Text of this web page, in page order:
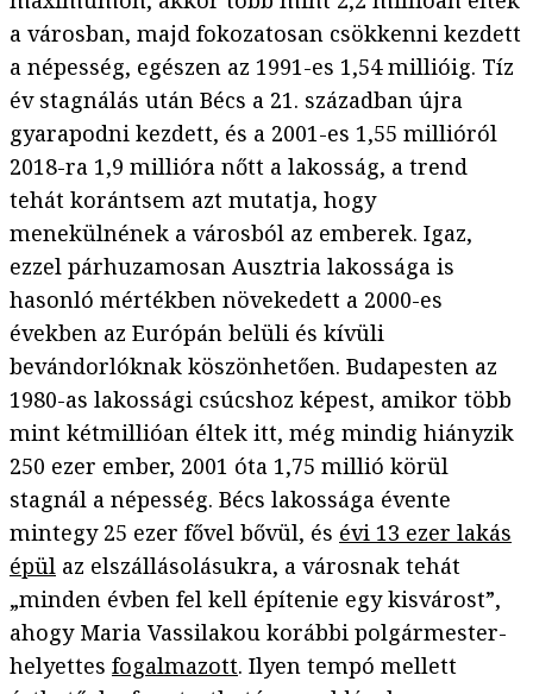
a városban, majd fokozatosan csökkenni kezdett
a népesség, egészen az 1991-es 1,54 millióig. Tíz
év stagnálás után Bécs a 21. században újra
gyarapodni kezdett, és a 2001-es 1,55 millióról
2018-ra 1,9 millióra nőtt a lakosság, a trend
tehát korántsem azt mutatja, hogy
menekülnének a városból az emberek. Igaz,
ezzel párhuzamosan Ausztria lakossága is
hasonló mértékben növekedett a 2000-es
években az Európán belüli és kívüli
bevándorlóknak köszönhetően. Budapesten az
1980-as lakossági csúcshoz képest, amikor több
mint kétmillióan éltek itt, még mindig hiányzik
250 ezer ember, 2001 óta 1,75 millió körül
stagnál a népesség. Bécs lakossága évente
mintegy 25 ezer fővel bővül, és évi 13 ezer lakás
épül az elszállásolásukra, a városnak tehát
„minden évben fel kell építenie egy kisvárost”,
ahogy Maria Vassilakou korábbi polgármester-
helyettes fogalmazott. Ilyen tempó mellett